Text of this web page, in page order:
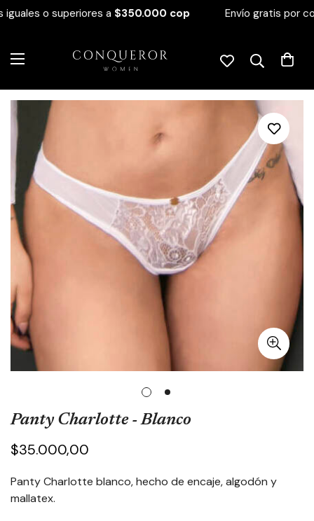
o superiores a$350.000 cop Envío gratis por
Panty Charlotte - Blanco
Precio
$35.000,00
Panty Charlotte blanco, hecho de encaje, algodón y
mallatex.